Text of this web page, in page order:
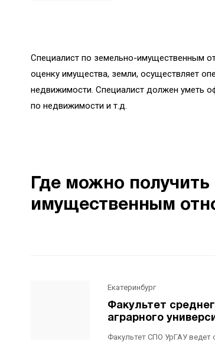
Специалист по земельно-имущественным
оценку имущества, земли, осуществляет
недвижимости. Специалист должен уметь
по недвижимости и т.д.
Где можно
имущественным
Екатеринбург
Факультет
аграрного
Факультет СПО УрГАУ ведет